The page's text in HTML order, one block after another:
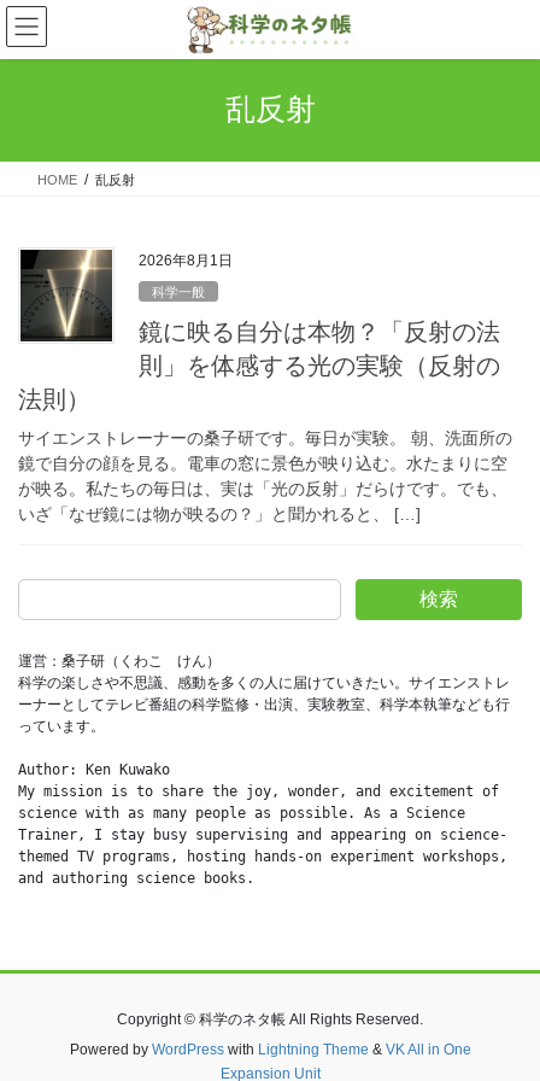
コ
ン
テ
ス
ナ
ビ
ゲ
ン
乱反射
HOME 乱反射
2026年8月1日
科学一般
鏡に映る自分は本物？「反射の法
則」を体感する光の実験（反射の
法則）
サイエンストレーナーの桑子研です。毎日が実験。 朝、洗面所の
鏡で自分の顔を見る。電車の窓に景色が映り込む。水たまりに空
が映る。私たちの毎日は、実は「光の反射」だらけです。でも、
いざ「なぜ鏡には物が映るの？」と聞かれると、 […]
検索
運営：桑子研（くわこ　けん）
科学の楽しさや不思議、感動を多くの人に届けていきたい。サイエンストレ
ーナーとしてテレビ番組の科学監修・出演、実験教室、科学本執筆なども行
っています。
Author: Ken Kuwako
My mission is to share the joy, wonder, and excitement of
science with as many people as possible. As a Science
Trainer, I stay busy supervising and appearing on science-
themed TV programs, hosting hands-on experiment workshops,
and authoring science books.
Copyright © 科学のネタ帳 All Rights Reserved.
Powered by WordPresswith Lightning Theme & VK All in One
Expansion Unit